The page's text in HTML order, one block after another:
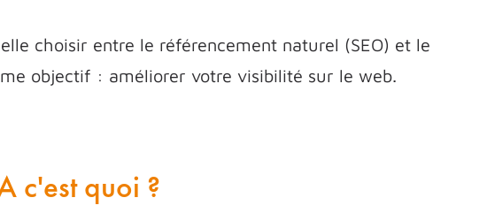
choisir entre le référencement naturel (SEO) et le
objectif : améliorer votre visibilité sur le web.
c'est quoi ?